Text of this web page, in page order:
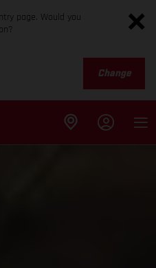
page. Would you
Change